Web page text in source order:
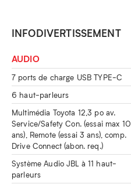
INFODIVERTISSEMENT
AUDIO
7 ports de charge USB TYPE-C
6 haut-parleurs
Multimédia Toyota 12,3 po av.
Service/Safety Con. (essai max 10
ans), Remote (essai 3 ans), comp.
Drive Connect (abon. req.)
Système Audio JBL à 11 haut-
parleurs